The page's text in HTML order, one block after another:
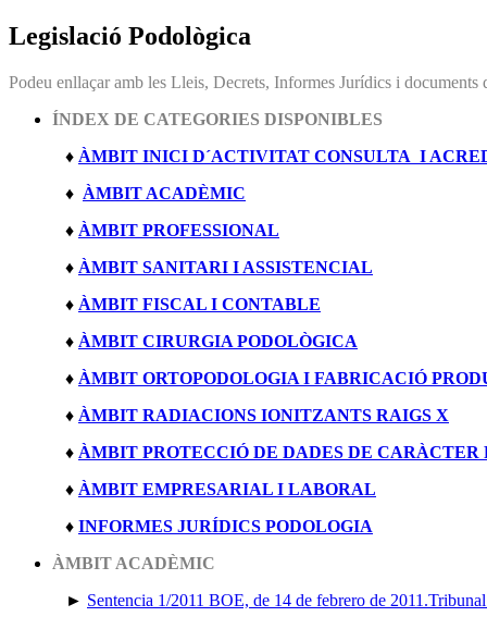
Legislació Podològica
Podeu enllaçar amb les Lleis, Decrets, Informes Jurídics i documents
ÍNDEX DE CATEGORIES DISPONIBLES
♦ ÀMBIT INICI D´ACTIVITAT CONSULTA I
♦ ÀMBIT ACADÈMIC
♦ ÀMBIT PROFESSIONAL
♦ ÀMBIT SANITARI I ASSISTENCIAL
♦ ÀMBIT FISCAL I CONTABLE
♦ ÀMBIT CIRURGIA PODOLÒGICA
♦ ÀMBIT ORTOPODOLOGIA I FABRICACIÓ
♦ ÀMBIT RADIACIONS IONITZANTS RAIGS X
♦ ÀMBIT PROTECCIÓ DE DADES DE CARÀCTER
♦ ÀMBIT EMPRESARIAL I LABORAL
♦ INFORMES JURÍDICS PODOLOGIA
ÀMBIT ACADÈMIC
► Sentencia 1/2011 BOE, de 14 de febrero de